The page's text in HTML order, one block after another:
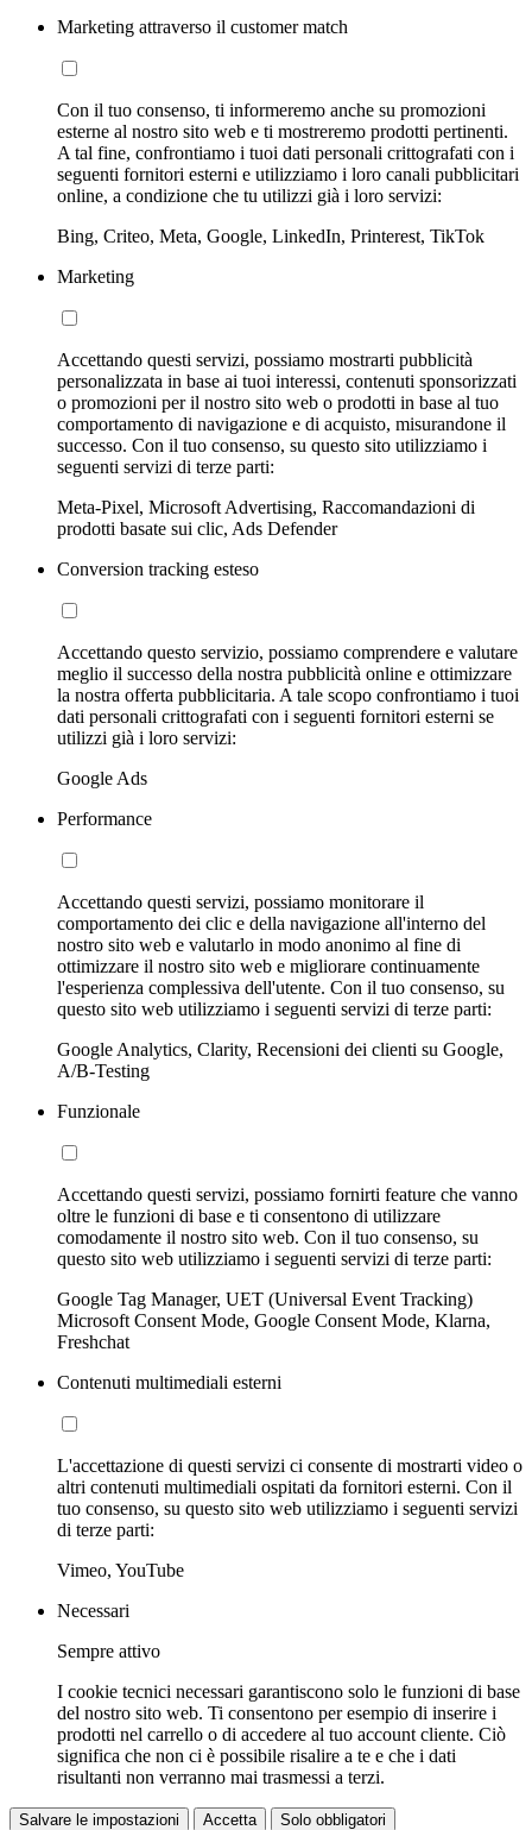
Marketing attraverso il customer match
Con il tuo consenso, ti informeremo anche su promozioni
esterne al nostro sito web e ti mostreremo prodotti pertinenti.
A tal fine, confrontiamo i tuoi dati personali crittografati con i
seguenti fornitori esterni e utilizziamo i loro canali pubblicitari
online, a condizione che tu utilizzi già i loro servizi:
Bing, Criteo, Meta, Google, LinkedIn, Printerest, TikTok
Marketing
Accettando questi servizi, possiamo mostrarti pubblicità
personalizzata in base ai tuoi interessi, contenuti sponsorizzati
o promozioni per il nostro sito web o prodotti in base al tuo
comportamento di navigazione e di acquisto, misurandone il
successo. Con il tuo consenso, su questo sito utilizziamo i
seguenti servizi di terze parti:
Meta-Pixel, Microsoft Advertising, Raccomandazioni di
prodotti basate sui clic, Ads Defender
Conversion tracking esteso
Accettando questo servizio, possiamo comprendere e valutare
meglio il successo della nostra pubblicità online e ottimizzare
la nostra offerta pubblicitaria. A tale scopo confrontiamo i tuoi
dati personali crittografati con i seguenti fornitori esterni se
utilizzi già i loro servizi:
Google Ads
Performance
Accettando questi servizi, possiamo monitorare il
comportamento dei clic e della navigazione all'interno del
nostro sito web e valutarlo in modo anonimo al fine di
ottimizzare il nostro sito web e migliorare continuamente
l'esperienza complessiva dell'utente. Con il tuo consenso, su
questo sito web utilizziamo i seguenti servizi di terze parti:
Google Analytics, Clarity, Recensioni dei clienti su Google,
A/B-Testing
Funzionale
Accettando questi servizi, possiamo fornirti feature che vanno
oltre le funzioni di base e ti consentono di utilizzare
comodamente il nostro sito web. Con il tuo consenso, su
questo sito web utilizziamo i seguenti servizi di terze parti:
Google Tag Manager, UET (Universal Event Tracking)
Microsoft Consent Mode, Google Consent Mode, Klarna,
Freshchat
Contenuti multimediali esterni
L'accettazione di questi servizi ci consente di mostrarti video o
altri contenuti multimediali ospitati da fornitori esterni. Con il
tuo consenso, su questo sito web utilizziamo i seguenti servizi
di terze parti:
Vimeo, YouTube
Necessari
Sempre attivo
I cookie tecnici necessari garantiscono solo le funzioni di base
del nostro sito web. Ti consentono per esempio di inserire i
prodotti nel carrello o di accedere al tuo account cliente. Ciò
significa che non ci è possibile risalire a te e che i dati
risultanti non verranno mai trasmessi a terzi.
Salvare le impostazioni Accetta Solo obbligatori